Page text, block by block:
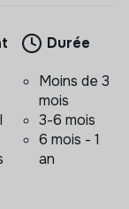
Durée
Moins de 3
mois
3-6 mois
6 mois - 1
an